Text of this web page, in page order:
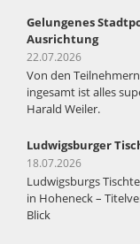
Gelungenes
Ausrichtung
22.07.2026
Von den
ingesamt ist alles
Harald Weiler.
Ludwigsburger
18.07.2026
Ludwigsburgs
in Hoheneck –
Blick